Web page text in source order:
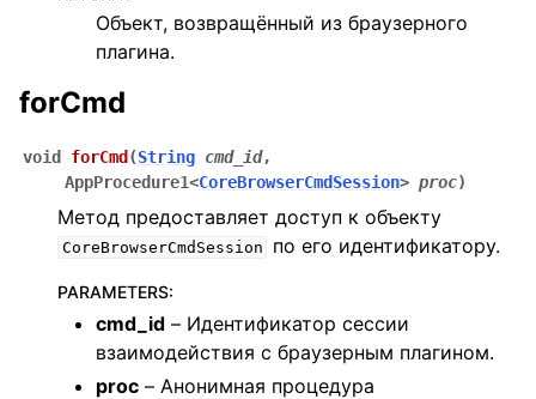
Объект, возвращённый из браузерного
плагина.
forCmd
void forCmd (String cmd_id,
AppProcedure1<CoreBrowserCmdSession> proc)
Метод предоставляет доступ к объекту
CoreBrowserCmdSession по его идентификатору.
PARAMETERS:
cmd_id – Идентификатор сессии
взаимодействия с браузерным плагином.
proc – Анонимная процедура